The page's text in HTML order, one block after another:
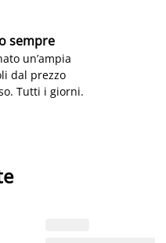
sempre
un’ampia
dal prezzo
Tutti i giorni.